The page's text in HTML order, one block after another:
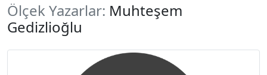
Ölçek Yazarlar: Muhteşem
Gedizlioğlu